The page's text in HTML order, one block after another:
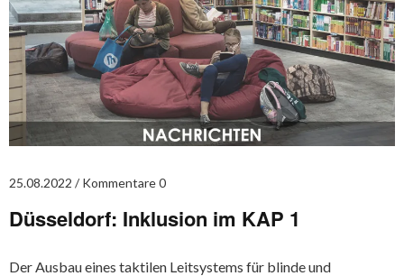
25.08.2022 Kommentare 0
Düsseldorf: Inklusion im KAP 1
Der Ausbau eines taktilen Leitsystems für blinde und